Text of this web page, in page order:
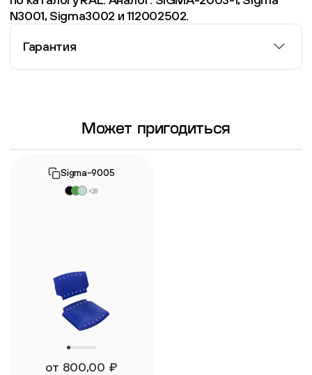
N3001, Sigma3002 и 112002502.
Гарантия
Информация о гарантии
Может пригодиться
Sigma-9005
+28
от 800,00 ₽